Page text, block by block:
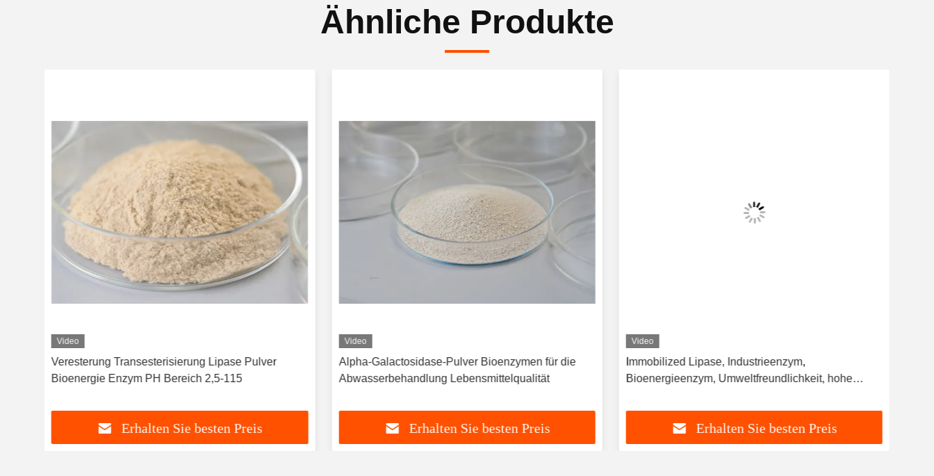
Ähnliche Produkte
Video
Veresterung Transesterisierung Lipase Pulver
Bioenergie Enzym PH Bereich 2,5-115
Erhalten Sie besten Preis
Video
Alpha-Galactosidase-Pulver Bioenzymen für die
Abwasserbehandlung Lebensmittelqualität
Erhalten Sie besten Preis
Video
Immobilized Lipase, Industrieenzym,
Bioenergieenzym, Umweltfreundlichkeit, hohe
Erhalten Sie besten Preis